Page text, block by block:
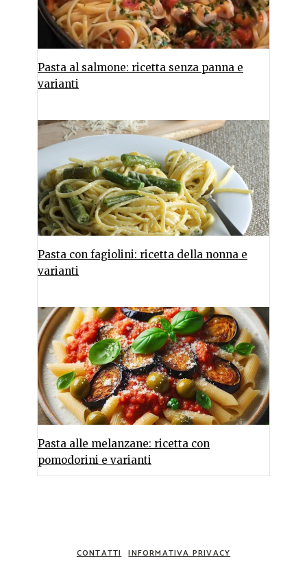
Pasta al salmone: ricetta senza panna e
varianti
Pasta con fagiolini: ricetta della nonna e
varianti
Pasta alle melanzane: ricetta con
pomodorini e varianti
CONTATTI INFORMATIVA PRIVACY